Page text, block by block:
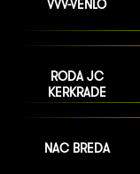
VVV-VENLO
RODA JC
KERKRADE
NAC BREDA